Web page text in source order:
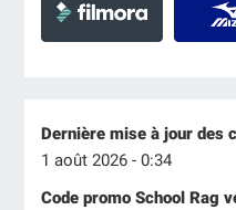
Dernière mise à jour des
1 août 2026 - 0:34
Code promo School Rag